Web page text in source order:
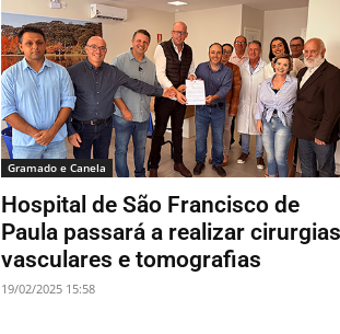
Gramado e Canela
Hospital de São Francisco de
Paula passará a realizar cirurgias
vasculares e tomografias
19/02/2025 15:58